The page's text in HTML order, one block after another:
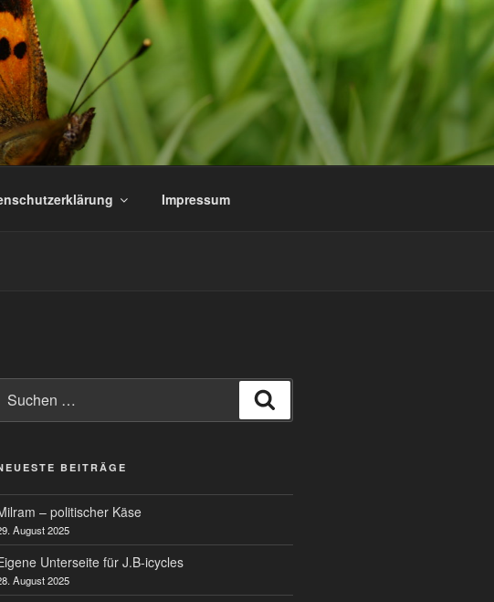
Impressum
nach:
BEITRÄGE
– politischer Käse
August 2025
Unterseite für J.B-icycles
August 2025